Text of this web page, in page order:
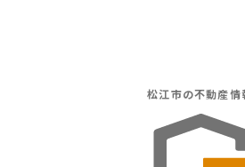
松江市の不動産情